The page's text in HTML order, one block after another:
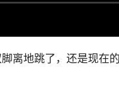
离地跳了，还是现在